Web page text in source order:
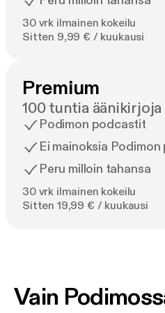
30 vrk ilmainen kokeilu
Sitten 9,99 € / kuukausi
Premium
100 tuntia äänikirjoja
Podimon podcastit
Ei mainoksia
Peru milloin tahansa
30 vrk ilmainen kokeilu
Sitten 19,99 € / kuukausi
Vain